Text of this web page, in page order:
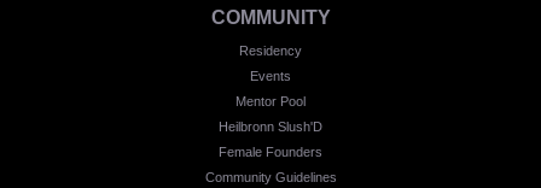
COMMUNITY
Residency
Events
Mentor Pool
Heilbronn Slush'D
Female Founders
Community Guidelines